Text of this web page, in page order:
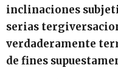
inclinaciones
serias
verdaderamente
de fines